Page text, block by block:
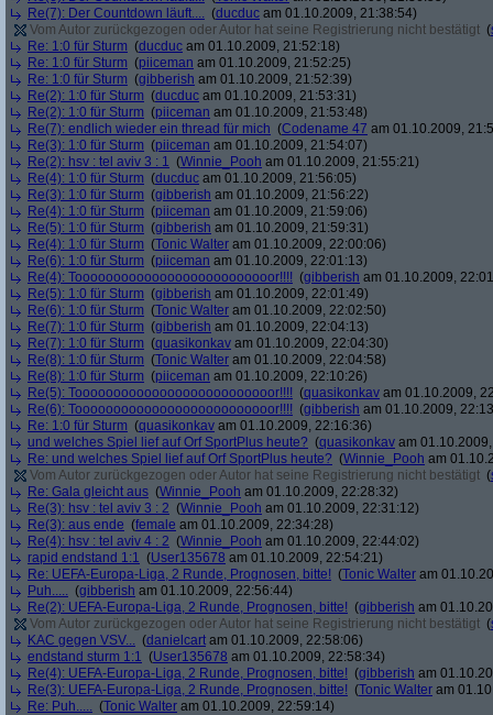
Re(7): Der Countdown läuft.... (ducduc am 01.10.2009, 21:38:54)
Vom Autor zurückgezogen oder Autor hat seine Registrierung nicht bestätigt (
Re: 1:0 für Sturm (ducduc am 01.10.2009, 21:52:18)
Re: 1:0 für Sturm (piiceman am 01.10.2009, 21:52:25)
Re: 1:0 für Sturm (gibberish am 01.10.2009, 21:52:39)
Re(2): 1:0 für Sturm (ducduc am 01.10.2009, 21:53:31)
Re(2): 1:0 für Sturm (piiceman am 01.10.2009, 21:53:48)
Re(7): endlich wieder ein thread für mich (Codename 47 am 01.10.2009,
Re(3): 1:0 für Sturm (piiceman am 01.10.2009, 21:54:07)
Re(2): hsv : tel aviv 3 : 1 (Winnie_Pooh am 01.10.2009, 21:55:21)
Re(4): 1:0 für Sturm (ducduc am 01.10.2009, 21:56:05)
Re(3): 1:0 für Sturm (gibberish am 01.10.2009, 21:56:22)
Re(4): 1:0 für Sturm (piiceman am 01.10.2009, 21:59:06)
Re(5): 1:0 für Sturm (gibberish am 01.10.2009, 21:59:31)
Re(4): 1:0 für Sturm (Tonic Walter am 01.10.2009, 22:00:06)
Re(6): 1:0 für Sturm (piiceman am 01.10.2009, 22:01:13)
Re(4): Toooooooooooooooooooooooooor!!!! (gibberish am 01.10.2009,
Re(5): 1:0 für Sturm (gibberish am 01.10.2009, 22:01:49)
Re(6): 1:0 für Sturm (Tonic Walter am 01.10.2009, 22:02:50)
Re(7): 1:0 für Sturm (gibberish am 01.10.2009, 22:04:13)
Re(7): 1:0 für Sturm (quasikonkav am 01.10.2009, 22:04:30)
Re(8): 1:0 für Sturm (Tonic Walter am 01.10.2009, 22:04:58)
Re(8): 1:0 für Sturm (piiceman am 01.10.2009, 22:10:26)
Re(5): Toooooooooooooooooooooooooor!!!! (quasikonkav am 01.10.2009,
Re(6): Toooooooooooooooooooooooooor!!!! (gibberish am 01.10.2009,
Re: 1:0 für Sturm (quasikonkav am 01.10.2009, 22:16:36)
und welches Spiel lief auf Orf SportPlus heute? (quasikonkav am
Re: und welches Spiel lief auf Orf SportPlus heute? (Winnie_Pooh am
Vom Autor zurückgezogen oder Autor hat seine Registrierung nicht bestätigt (
Re: Gala gleicht aus (Winnie_Pooh am 01.10.2009, 22:28:32)
Re(3): hsv : tel aviv 3 : 2 (Winnie_Pooh am 01.10.2009, 22:31:12)
Re(3): aus ende (female am 01.10.2009, 22:34:28)
Re(4): hsv : tel aviv 4 : 2 (Winnie_Pooh am 01.10.2009, 22:44:02)
rapid endstand 1:1 (User135678 am 01.10.2009, 22:54:21)
Re: UEFA-Europa-Liga, 2 Runde, Prognosen, bitte! (Tonic Walter am
Puh..... (gibberish am 01.10.2009, 22:56:44)
Re(2): UEFA-Europa-Liga, 2 Runde, Prognosen, bitte! (gibberish am
Vom Autor zurückgezogen oder Autor hat seine Registrierung nicht bestätigt (
KAC gegen VSV... (danielcart am 01.10.2009, 22:58:06)
endstand sturm 1:1 (User135678 am 01.10.2009, 22:58:34)
Re(4): UEFA-Europa-Liga, 2 Runde, Prognosen, bitte! (gibberish am
Re(3): UEFA-Europa-Liga, 2 Runde, Prognosen, bitte! (Tonic Walter am
Re: Puh..... (Tonic Walter am 01.10.2009, 22:59:14)